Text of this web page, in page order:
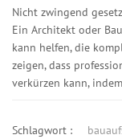
Nicht zwingend
Ein Architekt oder
kann helfen, die
zeigen, dass
verkürzen kann,
Schlagwort :